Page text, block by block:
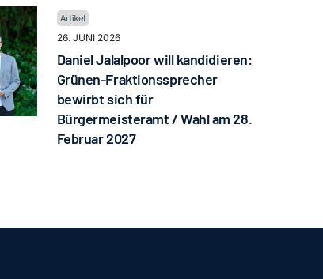
26. JUNI 2026
Daniel Jalalpoor will kandidieren:
Grünen-Fraktionssprecher
bewirbt sich für
Bürgermeisteramt / Wahl am 28.
Februar 2027